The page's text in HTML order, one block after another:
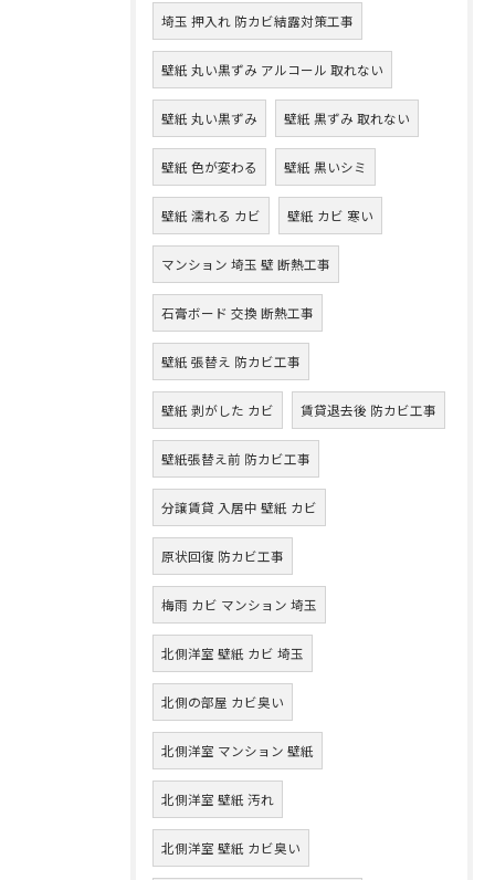
埼玉 押入れ 防カビ結露対策工事
壁紙 丸い黒ずみ アルコール 取れない
壁紙 丸い黒ずみ 壁紙 黒ずみ 取れない
壁紙 色が変わる 壁紙 黒いシミ
壁紙 濡れる カビ 壁紙 カビ 寒い
マンション 埼玉 壁 断熱工事
石膏ボード 交換 断熱工事
壁紙 張替え 防カビ工事
壁紙 剥がした カビ 賃貸退去後 防カビ工事
壁紙張替え前 防カビ工事
分譲賃貸 入居中 壁紙 カビ
原状回復 防カビ工事
梅雨 カビ マンション 埼玉
北側洋室 壁紙 カビ 埼玉
北側の部屋 カビ臭い
北側洋室 マンション 壁紙
北側洋室 壁紙 汚れ
北側洋室 壁紙 カビ臭い